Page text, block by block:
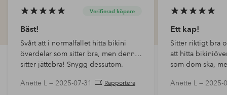
Verifierad köpare
Bäst!
Svårt att i normalfallet hitta bikini
överdelar som sitter bra, men denna
sitter jättebra! Snygg dessutom.
Anette L — 2025-07-31 Rapportera
Ett kap!
Sitter riktigt bra
att hitta
som dom ska,
Anette L — 2025-